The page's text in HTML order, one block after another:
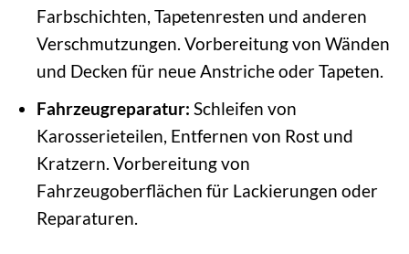
Farbschichten, Tapetenresten und anderen
Verschmutzungen. Vorbereitung von Wänden
und Decken für neue Anstriche oder Tapeten.
Fahrzeugreparatur: Schleifen von
Karosserieteilen, Entfernen von Rost und
Kratzern. Vorbereitung von
Fahrzeugoberflächen für Lackierungen oder
Reparaturen.